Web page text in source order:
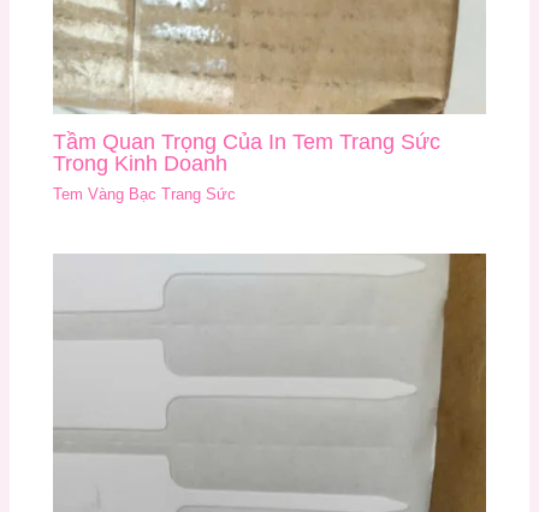
Tầm Quan Trọng Của In Tem Trang Sức
Trong Kinh Doanh
Tem Vàng Bạc Trang Sức